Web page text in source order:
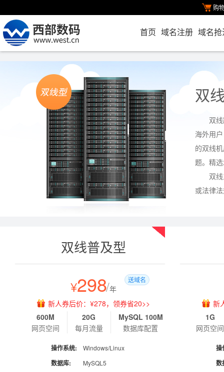
购
首页 域名注册 域名抢
双
双
海外用
的双线
题。精
双
或法律
双线普及型
¥298/年
送域名
新人券后价：¥278，领券省20>>
600M
网页空间
20G
每月流量
MySQL 100M
数据库配置
操作系统: Windows/Linux
数据库: MySQL5
新
1G
网页空间
操
数